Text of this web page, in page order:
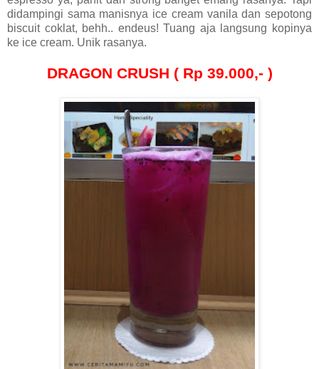
didampingi sama manisnya ice cream vanila dan sepotong
biscuit coklat, behh.. endeus! Tuang aja langsung kopinya
ke ice cream. Unik rasanya.
DRAGON CRUSH ( Rp 39.000,- )